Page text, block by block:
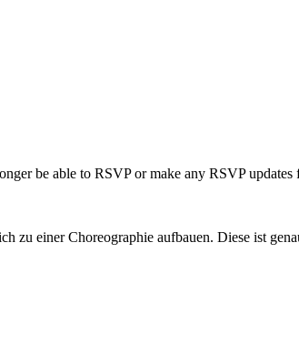
be able to RSVP or make any RSVP updates
zu einer Choreographie aufbauen. Diese ist